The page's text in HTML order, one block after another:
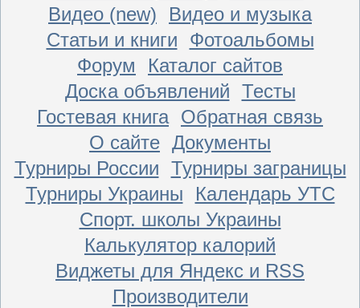
Видео (new)
Видео и музыка
Статьи и книги
Фотоальбомы
Форум
Каталог сайтов
Доска объявлений Тесты
Гостевая книга Обратная связь
О сайте Документы
Турниры России Турниры заграницы
Турниры Украины
Календарь УТС
Спорт. школы Украины
Калькулятор калорий
Виджеты для Яндекс и RSS
Производители